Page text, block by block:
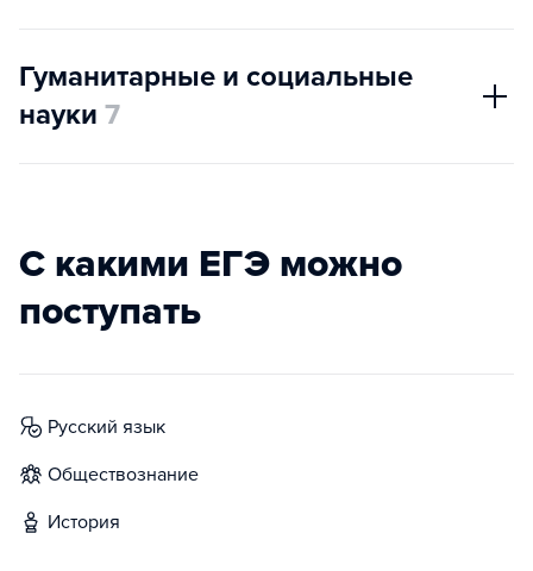
Гуманитарные и социальные
науки 7
С какими ЕГЭ можно
поступать
русский язык
обществознание
история